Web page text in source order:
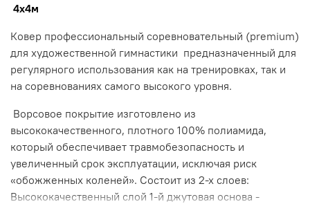
4х4м
Ковер профессиональный соревновательный (premium)
для художественной гимнастики предназначенный для
регулярного использования как на тренировках, так и
на соревнованиях самого высокого уровня.
Ворсовое покрытие изготовлено из
высококачественного, плотного 100% полиамида,
который обеспечивает травмобезопасность и
увеличенный срок эксплуатации, исключая риск
«обожженных коленей». Состоит из 2-х слоев:
Высококачественный слой 1-й джутовая основа -